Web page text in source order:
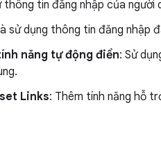
thông tin đăng nhập của người
sử dụng thông tin đăng nhập
năng tự động điền: Sử
Links: Thêm tính năng hỗ